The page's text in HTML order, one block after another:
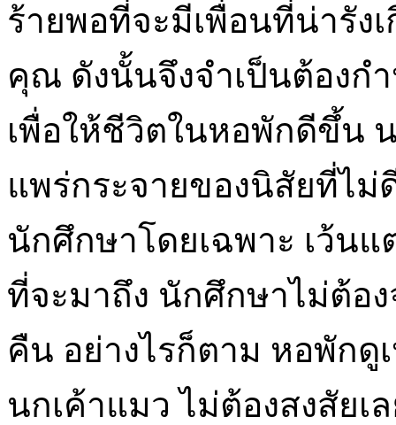
ร้ายพอที่จะมีเพื่อนที่น่ารัง
คุณ ดังนั้นจึงจำเป็นต้องก
เพื่อให้ชีวิตในหอพักดีขึ้น
แพร่กระจายของนิสัยที่ไม่
นักศึกษาโดยเฉพาะ เว้นแ
ที่จะมาถึง นักศึกษาไม่ต้อ
คืน อย่างไรก็ตาม หอพักดู
นกเค้าแมว ไม่ต้องสงสัย